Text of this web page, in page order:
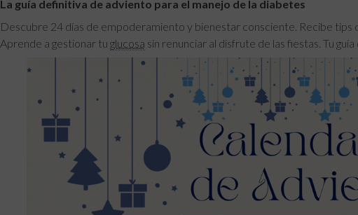
La guía definitiva de adviento para el manejo de la diabetes
Descubre 24 días de empoderamiento y bienestar consciente. Recibe
Aprende a gestionar tu glucosa sin renunciar al disfrute de las fiestas. Tu